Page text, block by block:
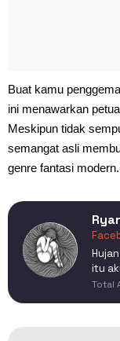
Buat kamu
ini menawarkan
Meskipun tidak
semangat asli
genre fantasi modern.
itu
Total